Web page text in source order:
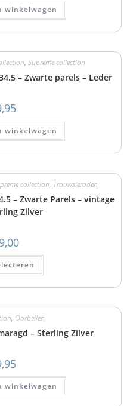
winkelwagen
, Supreme collection
– Zwarte parels – Leder
winkelwagen
collection, Trouwsieraden
– Zwarte Parels – vintage
Zilver
, Oorbellen
– Sterling Zilver
winkelwagen